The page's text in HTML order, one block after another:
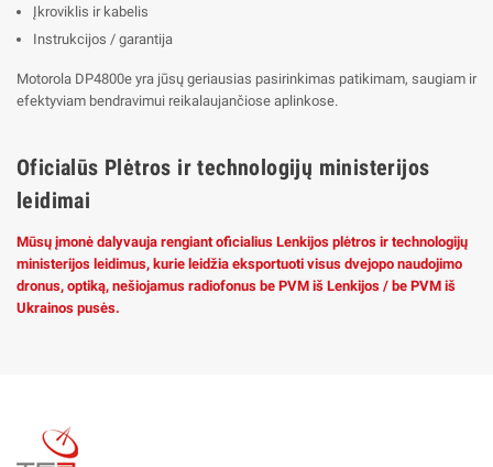
Įkroviklis ir kabelis
Instrukcijos / garantija
Motorola DP4800e yra jūsų geriausias pasirinkimas patikimam, saugiam ir
efektyviam bendravimui reikalaujančiose aplinkose.
Oficialūs Plėtros ir technologijų ministerijos
leidimai
Mūsų įmonė dalyvauja rengiant oficialius Lenkijos plėtros ir technologijų
ministerijos leidimus, kurie leidžia eksportuoti visus dvejopo naudojimo
dronus, optiką, nešiojamus radiofonus be PVM iš Lenkijos / be PVM iš
Ukrainos pusės.